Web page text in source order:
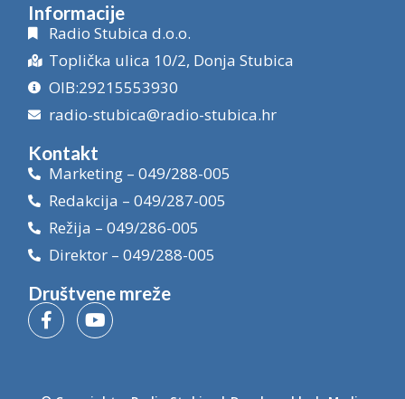
Informacije
Radio Stubica d.o.o.
Toplička ulica 10/2, Donja Stubica
OIB:29215553930
radio-stubica@radio-stubica.hr
Kontakt
Marketing – 049/288-005
Redakcija – 049/287-005
Režija – 049/286-005
Direktor – 049/288-005
Društvene mreže